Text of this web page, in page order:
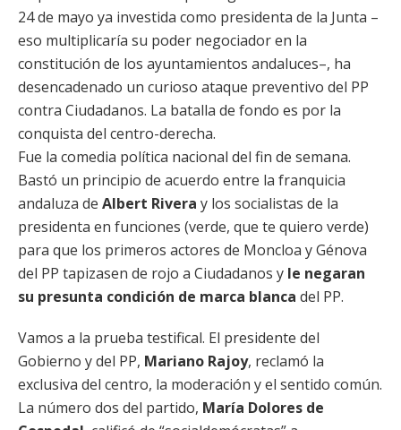
24 de mayo ya investida como presidenta de la Junta –
eso multiplicaría su poder negociador en la
constitución de los ayuntamientos andaluces–, ha
desencadenado un curioso ataque preventivo del PP
contra Ciudadanos. La batalla de fondo es por la
conquista del centro-derecha.
Fue la comedia política nacional del fin de semana.
Bastó un principio de acuerdo entre la franquicia
andaluza de Albert Rivera y los socialistas de la
presidenta en funciones (verde, que te quiero verde)
para que los primeros actores de Moncloa y Génova
del PP tapizasen de rojo a Ciudadanos y le negaran
su presunta condición de marca blanca del PP.
Vamos a la prueba testifical. El presidente del
Gobierno y del PP, Mariano Rajoy, reclamó la
exclusiva del centro, la moderación y el sentido común.
La número dos del partido, María Dolores de